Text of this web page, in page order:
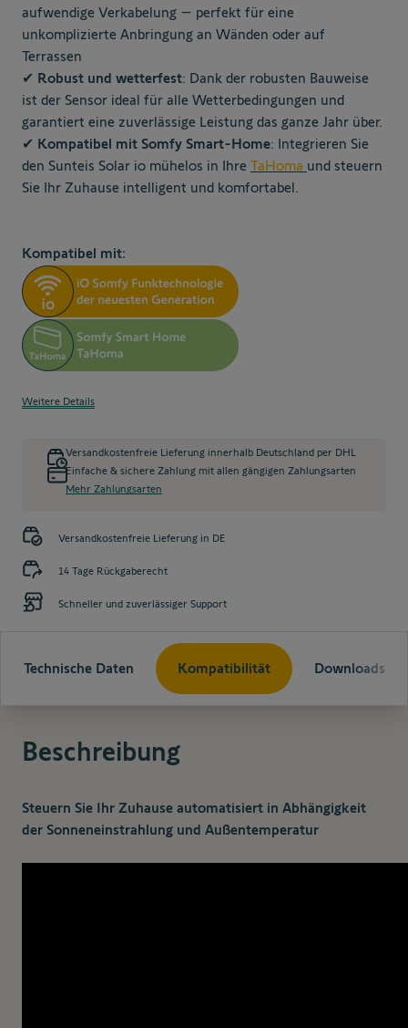
aufwendige Verkabelung – perfekt für eine
unkomplizierte Anbringung an Wänden oder auf
Terrassen
✔ Robust und wetterfest: Dank der robusten Bauweise
ist der Sensor ideal für alle Wetterbedingungen und
garantiert eine zuverlässige Leistung das ganze Jahr über.
✔ Kompatibel mit Somfy Smart-Home: Integrieren Sie
den Sunteis Solar io mühelos in Ihre TaHoma und steuern
Sie Ihr Zuhause intelligent und komfortabel.
Kompatibel mit:
Weitere Details
Versandkostenfreie Lieferung innerhalb Deutschland per DHL
Einfache & sichere Zahlung mit allen gängigen Zahlungsarten
Mehr Zahlungsarten
Versandkostenfreie Lieferung in DE
14 Tage Rückgaberecht
Schneller und zuverlässiger Support
Technische Daten Kompatibilität Downloads
Beschreibung
Steuern Sie Ihr Zuhause automatisiert in Abhängigkeit
der Sonneneinstrahlung und Außentemperatur